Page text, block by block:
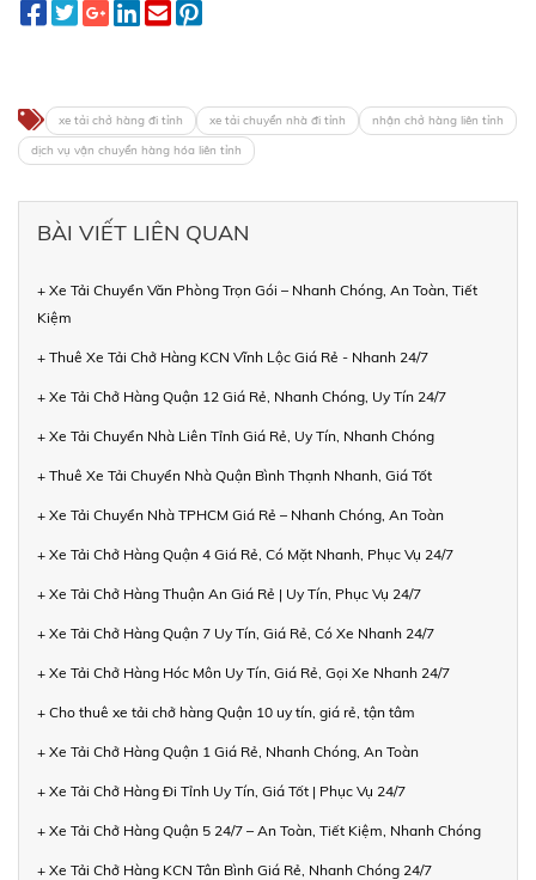
xe tải chở hàng đi tỉnh xe tải chuyển nhà đi tỉnh
nhận chở hàng liên tỉnh
dịch vụ vận chuyển hàng hóa liên tỉnh
BÀI VIẾT LIÊN QUAN
+ Xe Tải Chuyển Văn Phòng Trọn Gói – Nhanh Chóng, An Toàn, Tiết
Kiệm
+ Thuê Xe Tải Chở Hàng KCN Vĩnh Lộc Giá Rẻ - Nhanh 24/7
+ Xe Tải Chở Hàng Quận 12 Giá Rẻ, Nhanh Chóng, Uy Tín 24/7
+ Xe Tải Chuyển Nhà Liên Tỉnh Giá Rẻ, Uy Tín, Nhanh Chóng
+ Thuê Xe Tải Chuyển Nhà Quận Bình Thạnh Nhanh, Giá Tốt
+ Xe Tải Chuyển Nhà TPHCM Giá Rẻ – Nhanh Chóng, An Toàn
+ Xe Tải Chở Hàng Quận 4 Giá Rẻ, Có Mặt Nhanh, Phục Vụ 24/7
+ Xe Tải Chở Hàng Thuận An Giá Rẻ | Uy Tín, Phục Vụ 24/7
+ Xe Tải Chở Hàng Quận 7 Uy Tín, Giá Rẻ, Có Xe Nhanh 24/7
+ Xe Tải Chở Hàng Hóc Môn Uy Tín, Giá Rẻ, Gọi Xe Nhanh 24/7
+ Cho thuê xe tải chở hàng Quận 10 uy tín, giá rẻ, tận tâm
+ Xe Tải Chở Hàng Quận 1 Giá Rẻ, Nhanh Chóng, An Toàn
+ Xe Tải Chở Hàng Đi Tỉnh Uy Tín, Giá Tốt | Phục Vụ 24/7
+ Xe Tải Chở Hàng Quận 5 24/7 – An Toàn, Tiết Kiệm, Nhanh Chóng
+ Xe Tải Chở Hàng KCN Tân Bình Giá Rẻ, Nhanh Chóng 24/7